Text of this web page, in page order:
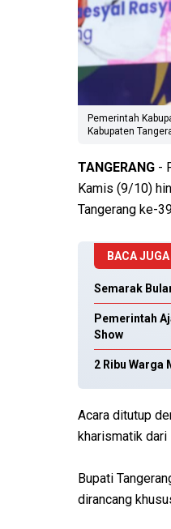
Pemerintah
Kabupaten
TANGERANG -
Kamis (9/10)
Tangerang ke-
BACA JUGA
Semarak
Pemerintah
Show
2 Ribu Warga
Acara ditutup
kharismatik dari
Bupati
dirancang